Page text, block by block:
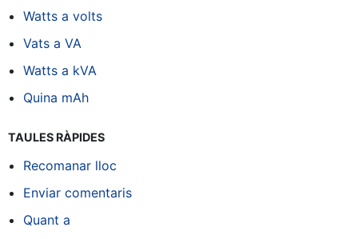
Watts a volts
Vats a VA
Watts a kVA
Quina mAh
TAULES RÀPIDES
Recomanar lloc
Enviar comentaris
Quant a